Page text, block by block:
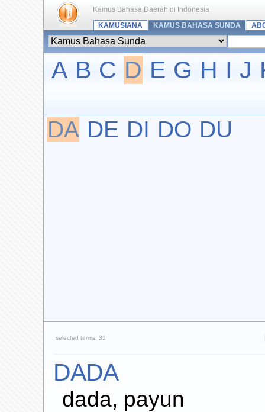
Kamus Bahasa Daerah di Indonesia
KAMUSIANA
KAMUS BAHASA SUNDA
A B C D E G H I J
DA DE DI DO DU
selected terms: 31
DADA
dada, payun